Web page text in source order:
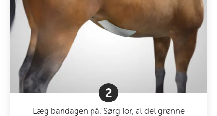
2
Læg bandagen på. Sørg for, at det grønne